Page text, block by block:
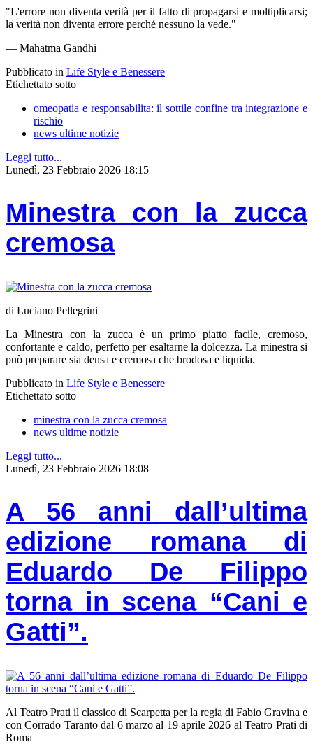
​"L'errore non diventa verità per il fatto di propagarsi e moltiplicarsi;
la verità non diventa errore perché nessuno la vede."
— Mahatma Gandhi
Pubblicato in Life Style e Benessere
Etichettato sotto
omeopatia e responsabilita: il sottile confine tra integrazione e
rischio
news ultime notizie
Leggi tutto...
Lunedì, 23 Febbraio 2026 18:15
Minestra con la zucca
cremosa
di Luciano Pellegrini
La Minestra con la zucca è un primo piatto facile, cremoso,
confortante e caldo, perfetto per esaltarne la dolcezza. La minestra si
può preparare sia densa e cremosa che brodosa e liquida.
Pubblicato in Life Style e Benessere
Etichettato sotto
minestra con la zucca cremosa
news ultime notizie
Leggi tutto...
Lunedì, 23 Febbraio 2026 18:08
A 56 anni dall’ultima
edizione romana di
Eduardo De Filippo
torna in scena “Cani e
Gatti”.
Al Teatro Prati il classico di Scarpetta per la regia di Fabio Gravina e
con Corrado Taranto dal 6 marzo al 19 aprile 2026 al Teatro Prati di
Roma